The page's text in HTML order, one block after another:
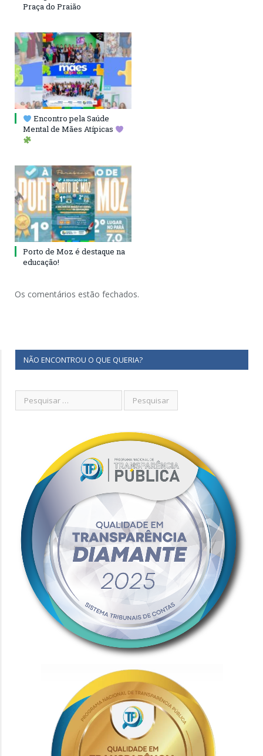
Praça do Praião
Encontro pela Saúde
Mental de Mães Atípicas
Porto de Moz é destaque na
educação!
Os comentários estão fechados.
NÃO ENCONTROU O QUE QUERIA?